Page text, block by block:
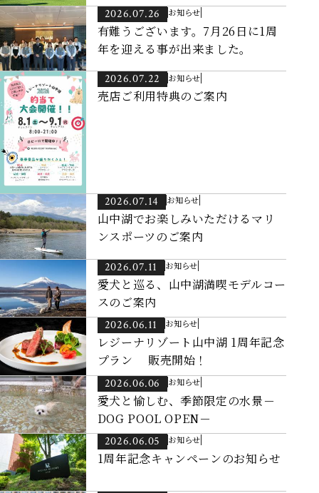
2026.07.26 お知らせ
有難うございます。7月26日に1周
年を迎える事が出来ました。
2026.07.22 お知らせ
売店ご利用特典のご案内
2026.07.14 お知らせ
山中湖でお楽しみいただけるマリ
ンスポーツのご案内
2026.07.11 お知らせ
愛犬と巡る、山中湖満喫モデルコー
スのご案内
2026.06.11 お知らせ
レジーナリゾート山中湖 1周年記念
プラン 販売開始！
2026.06.06 お知らせ
愛犬と愉しむ、季節限定の水景－
DOG POOL OPEN－
2026.06.05 お知らせ
1周年記念キャンペーンのお知らせ